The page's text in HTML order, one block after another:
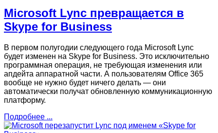
Microsoft Lync превращается в
Skype for Business
В первом полугодии следующего года Microsoft Lync
будет изменен на Skype for Business. Это исключительно
программная операция, не требующая изменения или
апдейта аппаратной части. А пользователям Office 365
вообще не нужно будет ничего делать — они
автоматически получат обновленную коммуникационную
платформу.
Подробнее ...